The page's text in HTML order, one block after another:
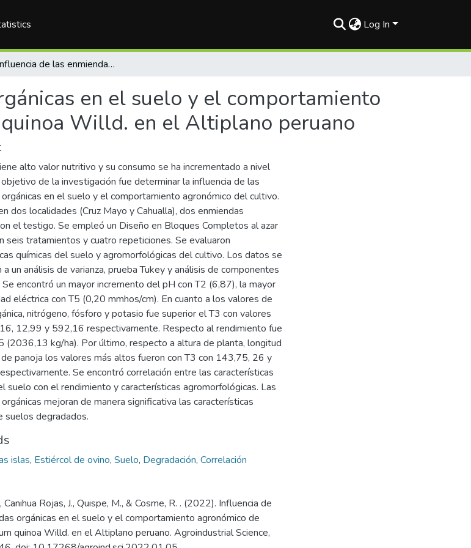
Log In
Influencia de las enmiendas orgánicas en el suelo y el comportamiento agronómico de Chenopodium quinoa Willd. en el Altiplano peruano
en el suelo y el comportamiento
Willd. en el Altiplano peruano
alto valor nutritivo y su consumo se ha incrementado a nivel
de la investigación fue determinar la influencia de las
en el suelo y el comportamiento agronómico del cultivo.
dos localidades (Cruz Mayo y Cahualla), dos enmiendas
el testigo. Se empleó un Diseño en Bloques Completos al azar
seis tratamientos y cuatro repeticiones. Se evaluaron
químicas del suelo y agromorfológicas del cultivo. Los datos se
un análisis de varianza, prueba Tukey y análisis de componentes
Se encontró un mayor incremento del pH con T2 (6,87), la mayor
eléctrica con T5 (0,20 mmhos/cm). En cuanto a los valores de
nitrógeno, fósforo y potasio fue superior el T3 con valores
12,99 y 592,16 respectivamente. Respecto al rendimiento fue
(2036,13 kg/ha). Por último, respecto a altura de planta, longitud
panoja los valores más altos fueron con T3 con 143,75, 26 y
Se encontró correlación entre las características
suelo con el rendimiento y características agromorfológicas. Las
mejoran de manera significativa las características
suelos degradados.
islas, Estiércol de ovino, Suelo, Degradación, Correlación
Canihua Rojas, J., Quispe, M., & Cosme, R. . (2022). Influencia de
orgánicas en el suelo y el comportamiento agronómico de
quinoa Willd. en el Altiplano peruano. Agroindustrial Science,